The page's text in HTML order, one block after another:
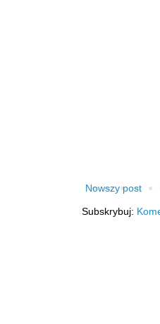
Nowszy post
Subskrybuj: